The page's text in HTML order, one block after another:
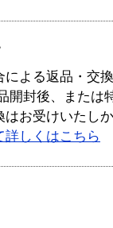
による返品・交
開封後、または
はお受けいたし
詳しくはこちら